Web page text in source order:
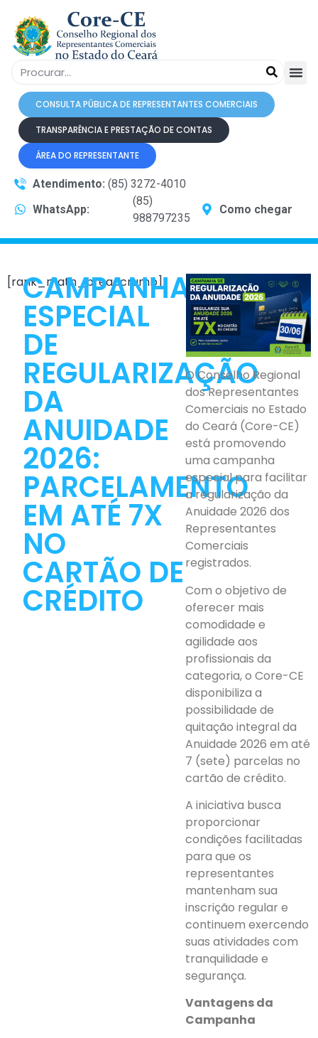
CONSULTA PÚBLICA DE REPRESENTANTES COMERCIAIS
TRANSPARÊNCIA E PRESTAÇÃO DE CONTAS
ÁREA DO REPRESENTANTE
Atendimento: (85) 3272-4010
WhatsApp:
(85)
988797235
Como chegar
[rank_math_breadcrumb]
CAMPANHA
ESPECIAL
DE
REGULARIZAÇÃO
DA
ANUIDADE
2026:
PARCELAMENTO
EM ATÉ 7X
NO
CARTÃO DE
CRÉDITO
O Conselho Regional
dos Representantes
Comerciais no Estado
do Ceará (Core-CE)
está promovendo
uma campanha
especial para facilitar
a regularização da
Anuidade 2026 dos
Representantes
Comerciais
registrados.
Com o objetivo de
oferecer mais
comodidade e
agilidade aos
profissionais da
categoria, o Core-CE
disponibiliza a
possibilidade de
quitação integral da
Anuidade 2026 em até
7 (sete) parcelas no
cartão de crédito.
A iniciativa busca
proporcionar
condições facilitadas
para que os
representantes
mantenham sua
inscrição regular e
continuem exercendo
suas atividades com
tranquilidade e
segurança.
Vantagens da
Campanha